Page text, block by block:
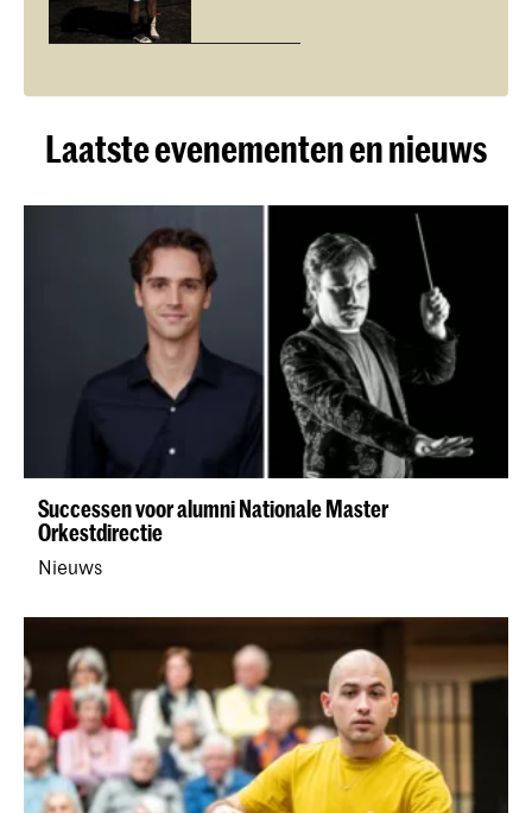
Laatste evenementen en nieuws
Successen voor alumni Nationale Master
Orkestdirectie
Nieuws